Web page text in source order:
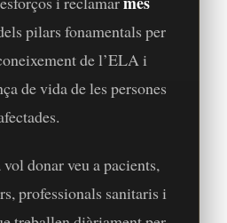
pilars fonamentals per
de l’ELA i
de vida de les persones
donar veu a pacients,
professionals sanitaris i